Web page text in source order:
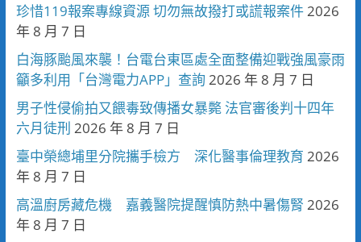
珍惜119報案專線資源 切勿無故撥打或謊報案件2026
年 8 月 7 日
白海豚颱風來襲！台電台東區處全面整備迎戰強風豪雨
籲多利用「台灣電力APP」查詢 2026 年 8 月 7 日
男子性侵偷拍又餵毒致傳播女暴斃 法官審後判十四年
六月徒刑 2026 年 8 月 7 日
臺中榮總埔里分院攜手檢方 深化醫事倫理教育 2026
年 8 月 7 日
高溫廚房藏危機 嘉義醫院提醒慎防熱中暑傷腎 2026
年 8 月 7 日